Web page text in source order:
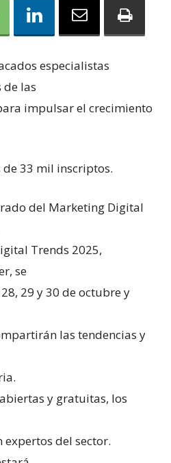
especialistas
de las
impulsar el crecimiento
de 33 mil inscriptos.
del Marketing Digital
Trends 2025,
se
29 y 30 de octubre y
las tendencias y
y gratuitas, los
expertos del sector.